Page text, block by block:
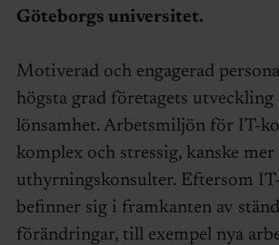
Göteborgs universitet.
Motiverad och engagerad
högsta grad företagets utveckling
lönsamhet. Arbetsmiljön för IT-
komplex och stressig, kanske
uthyrningskonsulter. Eftersom
befinner sig i framkanten av
förändringar, till exempel nya